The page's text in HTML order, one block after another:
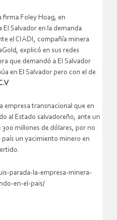
firma Foley Hoag, en
Salvador en la demanda
el CIADI, compañía minera
explicó en sus redes
que demandó a El Salvador
en El Salvador pero con el de
empresa transnacional que en
al Estado salvadoreño, ante un
millones de dólares, por no
un yacimiento minero en
parada-la-empresa-minera-
en-el-pais/